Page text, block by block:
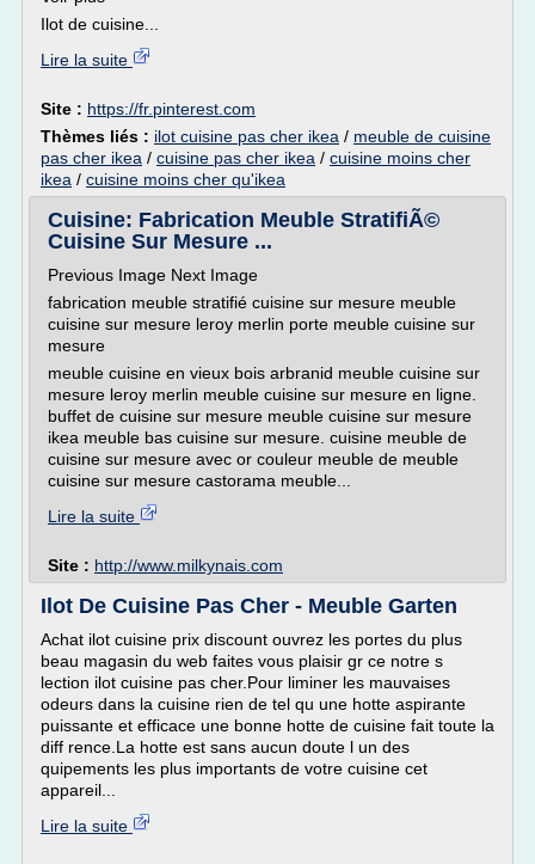
Ilot de cuisine...
Lire la suite
Site : https://fr.pinterest.com
Thèmes liés : ilot cuisine pas cher ikea / meuble de cuisine
pas cher ikea / cuisine pas cher ikea / cuisine moins cher
ikea / cuisine moins cher qu'ikea
Cuisine: Fabrication Meuble StratifiÃ©
Cuisine Sur Mesure ...
Previous Image Next Image
fabrication meuble stratifié cuisine sur mesure meuble
cuisine sur mesure leroy merlin porte meuble cuisine sur
mesure
meuble cuisine en vieux bois arbranid meuble cuisine sur
mesure leroy merlin meuble cuisine sur mesure en ligne.
buffet de cuisine sur mesure meuble cuisine sur mesure
ikea meuble bas cuisine sur mesure. cuisine meuble de
cuisine sur mesure avec or couleur meuble de meuble
cuisine sur mesure castorama meuble...
Lire la suite
Site : http://www.milkynais.com
Ilot De Cuisine Pas Cher - Meuble Garten
Achat ilot cuisine prix discount ouvrez les portes du plus
beau magasin du web faites vous plaisir gr ce notre s
lection ilot cuisine pas cher.Pour liminer les mauvaises
odeurs dans la cuisine rien de tel qu une hotte aspirante
puissante et efficace une bonne hotte de cuisine fait toute la
diff rence.La hotte est sans aucun doute l un des
quipements les plus importants de votre cuisine cet
appareil...
Lire la suite